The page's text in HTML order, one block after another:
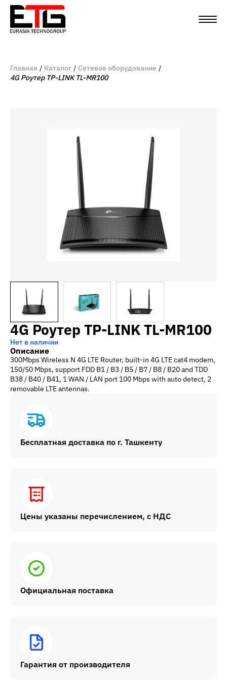
Главная Каталог
Сетевое оборудование
4G Роутер TP-LINK TL-MR100
4G Роутер TP-LINK TL-MR100
Нет в наличии
Описание
300Mbps Wireless N 4G LTE Router, built-in 4G LTE cat4 modem,
150/50 Mbps, support FDD B1 / B3 / B5 / B7 / B8 / B20 and TDD
B38 / B40 / B41, 1 WAN / LAN port 100 Mbps with auto detect, 2
removable LTE antennas.
Бесплатная доставка по г. Ташкенту
Цены указаны перечислением, с НДС
Официальная поставка
Гарантия от производителя